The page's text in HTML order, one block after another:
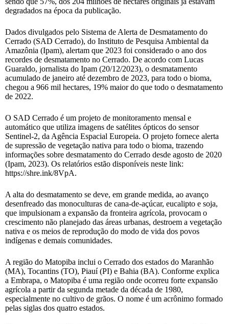
degradados na época da publicação.
Dados divulgados pelo Sistema de Alerta de Desmatamento do
Cerrado (SAD Cerrado), do Instituto de Pesquisa Ambiental da
Amazônia (Ipam), alertam que 2023 foi considerado o ano dos
recordes de desmatamento no Cerrado. De acordo com Lucas
Guaraldo, jornalista do Ipam (20/12/2023), o desmatamento
acumulado de janeiro até dezembro de 2023, para todo o bioma,
chegou a 966 mil hectares, 19% maior do que todo o desmatamento
de 2022.
O SAD Cerrado é um projeto de monitoramento mensal e
automático que utiliza imagens de satélites ópticos do sensor
Sentinel-2, da Agência Espacial Europeia. O projeto fornece alerta
de supressão de vegetação nativa para todo o bioma, trazendo
informações sobre desmatamento do Cerrado desde agosto de 2020
(Ipam, 2023). Os relatórios estão disponíveis neste link:
https://shre.ink/8VpA.
A alta do desmatamento se deve, em grande medida, ao avanço
desenfreado das monoculturas de cana-de-açúcar, eucalipto e soja,
que impulsionam a expansão da fronteira agrícola, provocam o
crescimento não planejado das áreas urbanas, destroem a vegetação
nativa e os meios de reprodução do modo de vida dos povos
indígenas e demais comunidades.
A região do Matopiba inclui o Cerrado dos estados do Maranhão
(MA), Tocantins (TO), Piauí (PI) e Bahia (BA). Conforme explica
a Embrapa, o Matopiba é uma região onde ocorreu forte expansão
agrícola a partir da segunda metade da década de 1980,
especialmente no cultivo de grãos. O nome é um acrônimo formado
pelas siglas dos quatro estados.